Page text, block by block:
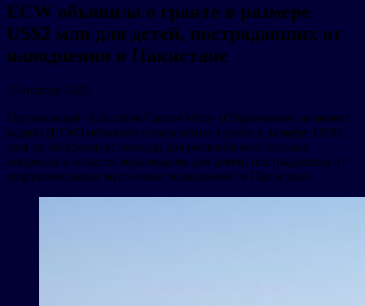
ECW объявила о гранте в размере
US$2 млн для детей, пострадавших от
наводнения в Пакистане
13 ноября 2025
Организация «Education Cannot Wait» (Образование не может
ждать) (ECW) объявила о выделении гранта в размере US$2
млн на экстренную помощь для решения неотложных
вопросов в области образования для детей, пострадавших от
разрушительных муссонных наводнений в Пакистане.